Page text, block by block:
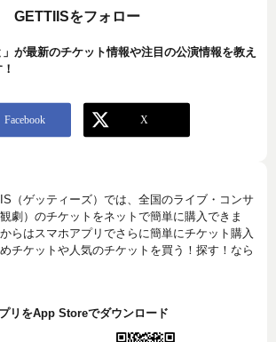
GETTIISをフォロー
」が最新のチケット情報や注目の公演情報を教え
（ゲッティーズ）では、全国のライブ・コンサ
劇）のチケットをネットで簡単に購入できま
らはスマホアプリでさらに簡単にチケット購入
チケットや人気のチケットを買う！探す！なら
リをApp Storeでダウンロード